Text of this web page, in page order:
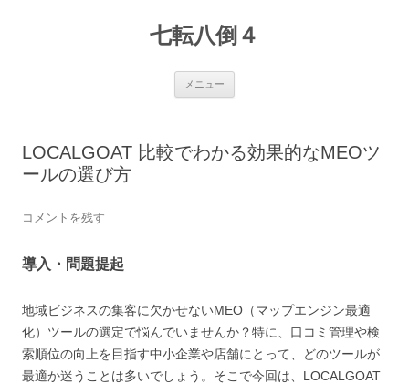
七転八倒４
メニュー
ス
LOCALGOAT 比較でわかる効果的なMEOツ
ールの選び方
コメントを残す
導入・問題提起
地域ビジネスの集客に欠かせないMEO（マップエンジン最適
化）ツールの選定で悩んでいませんか？特に、口コミ管理や検
索順位の向上を目指す中小企業や店舗にとって、どのツールが
最適か迷うことは多いでしょう。そこで今回は、LOCALGOAT